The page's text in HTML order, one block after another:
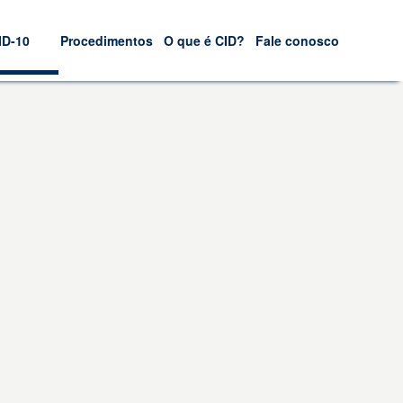
10 Procedimentos O que é CID? Fale conosco